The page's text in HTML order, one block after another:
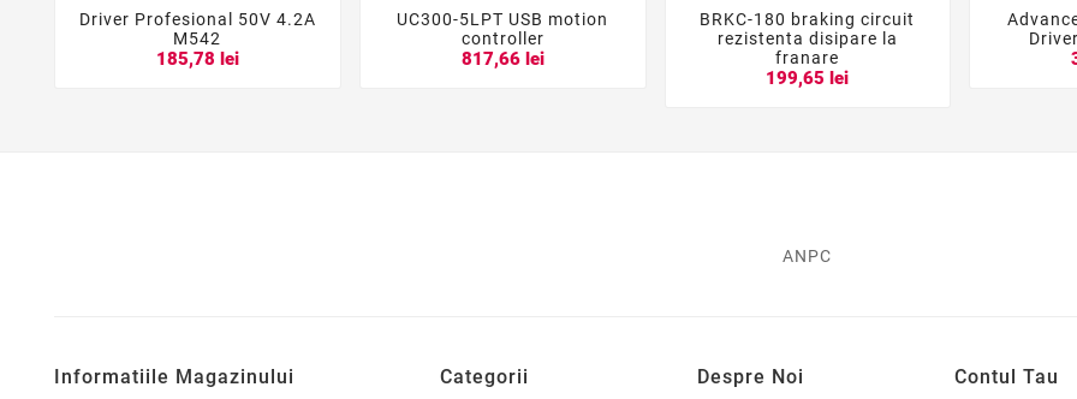

Driver Profesional 50V 4.2A
M542
185,78 lei

UC300-5LPT USB motion
controller
817,66 lei
  
BRKC-180 braking circuit
rezistenta disipare la
franare
199,65 lei

ANPC
Informatiile Magazinului Categorii Despre Noi Contul Tau